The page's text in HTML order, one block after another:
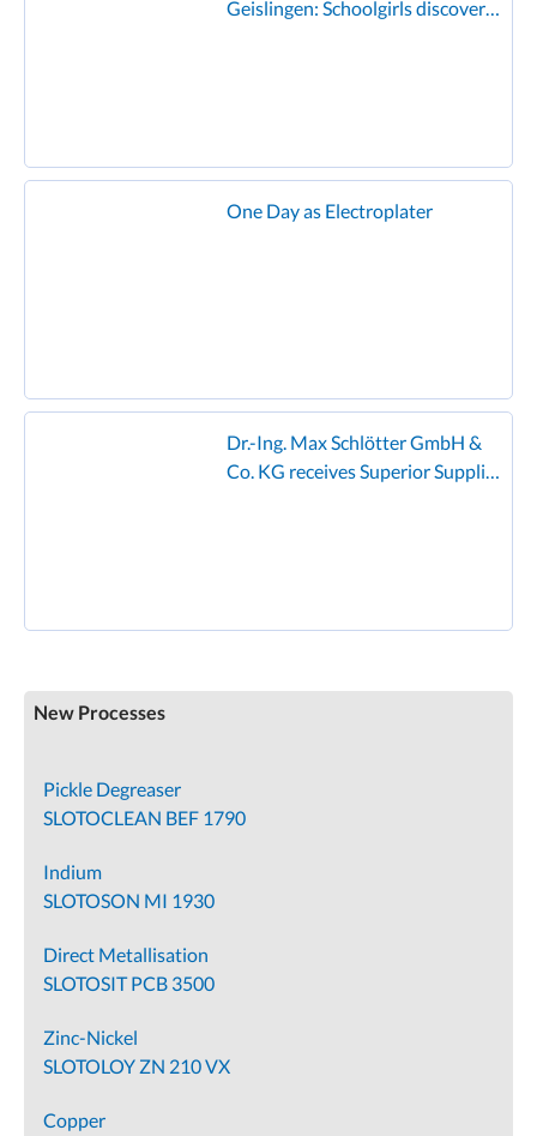
Geislingen: Schoolgirls discover
One Day as Electroplater
Dr.-Ing. Max Schlötter GmbH &
Co. KG receives Superior Supplier
New Processes
Pickle Degreaser
SLOTOCLEAN BEF 1790
Indium
SLOTOSON MI 1930
Direct Metallisation
SLOTOSIT PCB 3500
Zinc-Nickel
SLOTOLOY ZN 210 VX
Copper